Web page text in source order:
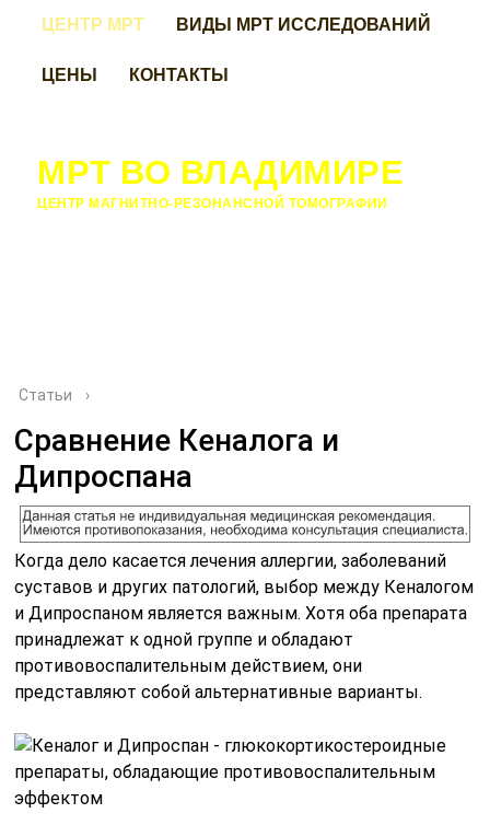
ЦЕНТР МРТ
ВИДЫ МРТ ИССЛЕДОВАНИЙ
ЦЕНЫ
КОНТАКТЫ
МРТ ВО ВЛАДИМИРЕ
ЦЕНТР МАГНИТНО-РЕЗОНАНСНОЙ ТОМОГРАФИИ
Статьи ›
Сравнение Кеналога и
Дипроспана
Когда дело касается лечения аллергии, заболеваний
суставов и других патологий, выбор между Кеналогом
и Дипроспаном является важным. Хотя оба препарата
принадлежат к одной группе и обладают
противовоспалительным действием, они
представляют собой альтернативные варианты.